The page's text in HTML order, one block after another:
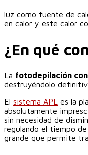
luz como fuente de
en calor y este calor
¿En qué
La fotodepilación con
destruyéndolo
El sistema APL es la
absolutamente
sin necesidad de
regulando el tiempo
grande que permite